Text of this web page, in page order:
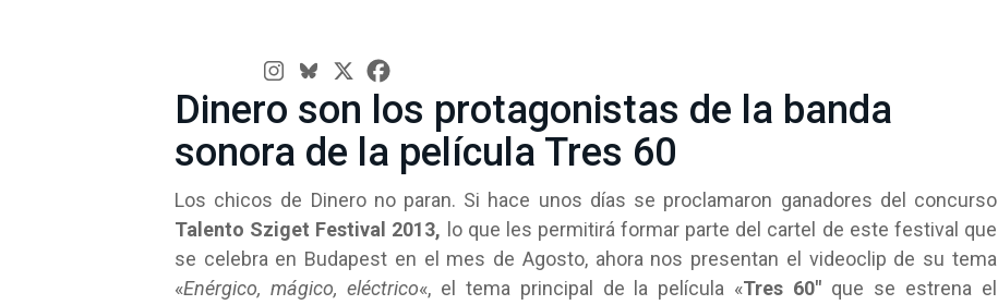
Dinero son los protagonistas de la banda
sonora de la película Tres 60
Los chicos de Dinero no paran. Si hace unos días se proclamaron ganadores del concurso
Talento Sziget Festival 2013, lo que les permitirá formar parte del cartel de este festival que
se celebra en Budapest en el mes de Agosto, ahora nos presentan el videoclip de su tema
«Enérgico, mágico, eléctrico«, el tema principal de la película «Tres 60″ que se estrena el